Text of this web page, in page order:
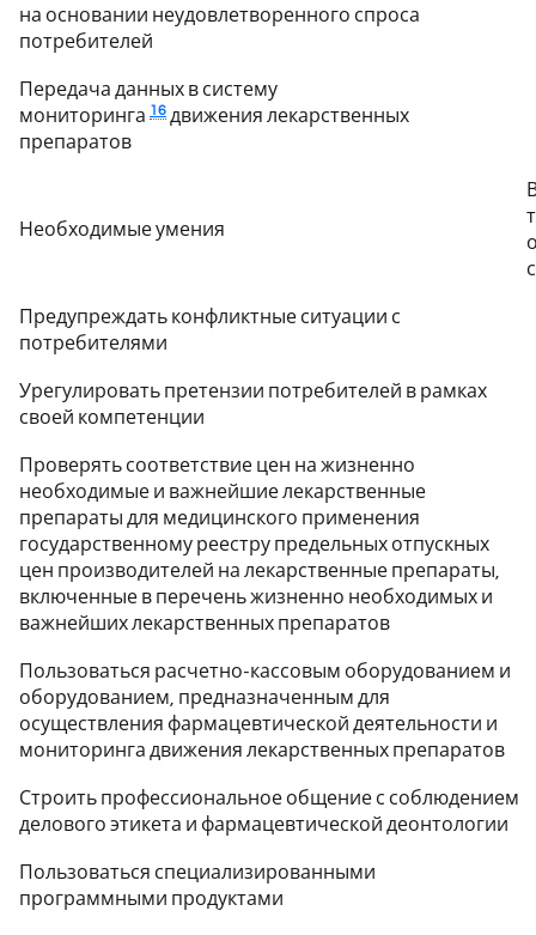
на основании неудовлетворенного спроса
потребителей
Передача данных в систему
мониторинга 16 движения лекарственных
препаратов
Необходимые умения
Предупреждать конфликтные ситуации с
потребителями
Урегулировать претензии потребителей в рамках
своей компетенции
Проверять соответствие цен на жизненно
необходимые и важнейшие лекарственные
препараты для медицинского применения
государственному реестру предельных отпускных
цен производителей на лекарственные препараты,
включенные в перечень жизненно необходимых и
важнейших лекарственных препаратов
Пользоваться расчетно-кассовым оборудованием и
оборудованием, предназначенным для
осуществления фармацевтической деятельности и
мониторинга движения лекарственных препаратов
Строить профессиональное общение с соблюдением
делового этикета и фармацевтической деонтологии
Пользоваться специализированными
программными продуктами